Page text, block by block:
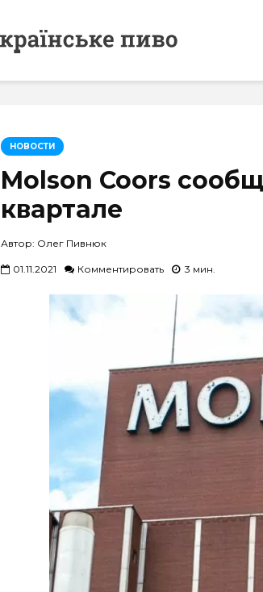
НОВОСТИ
Molson Coors
квартале
Автор: Олег Пивнюк
01.11.2021 Комментировать 3 мин.